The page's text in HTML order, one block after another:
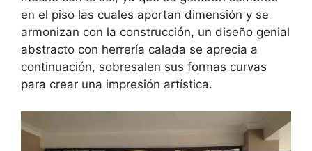
en el piso las cuales aportan dimensión y se
armonizan con la construcción, un diseño genial
abstracto con herrería calada se aprecia a
continuación, sobresalen sus formas curvas
para crear una impresión artística.